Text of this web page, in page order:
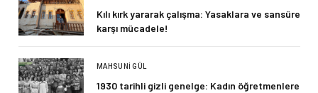
Kılı kırk yararak çalışma: Yasaklara ve sansüre
karşı mücadele!
MAHSUNI GÜL
1930 tarihli gizli genelge: Kadın öğretmenlere